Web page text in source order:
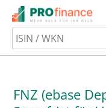
FNZ (ebase